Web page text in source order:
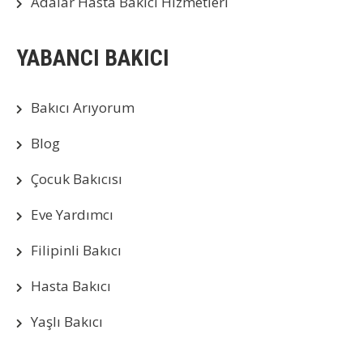
YABANCI BAKICI
Bakıcı Arıyorum
Blog
Çocuk Bakıcısı
Eve Yardımcı
Filipinli Bakıcı
Hasta Bakıcı
Yaşlı Bakıcı